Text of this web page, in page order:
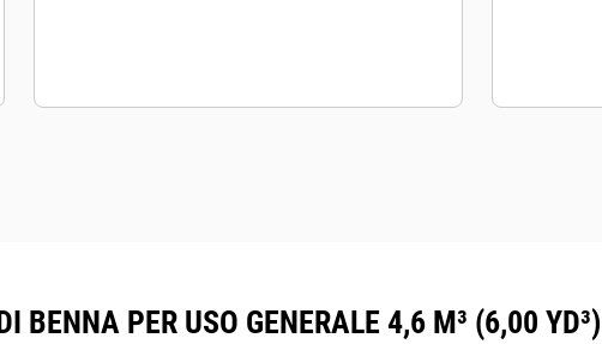
BENNA PER USO GENERALE 4,6 M³ (6,00